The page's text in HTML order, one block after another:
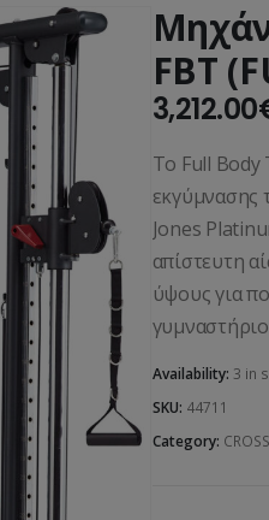
FBT
3,212.00
Το Full Body
εκγύμνασης
Jones
απίστευτη
ύψους για
Availability: 3 in
SKU: 44711
Category: